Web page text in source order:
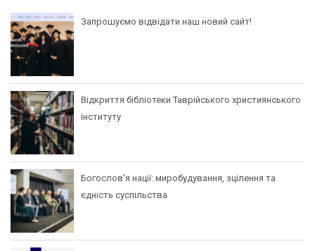
Запрошуємо відвідати наш новий сайт!
Відкриття бібліотеки Таврійського християнського
інституту
Богослов’я нації: миробудування, зцілення та
єдність суспільства